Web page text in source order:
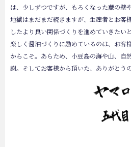
は、少しずつですが、もろくなった蔵の壁
地獄はまだまだ続きますが、生産者とお客
したより良い関係づくりを進めていきたい
楽しく醤油づくりに励めているのは、お客
からこそ。あらため、小豆島の海や山、自
謝。そしてお客様から頂いた、ありがとう